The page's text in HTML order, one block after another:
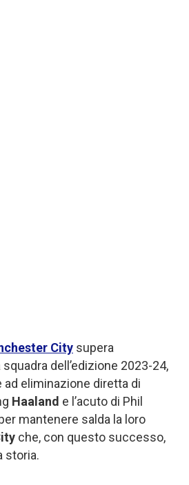
City supera
dell’edizione 2023-24,
ad eliminazione diretta di
Haaland e l’acuto di Phil
mantenere salda la loro
che, con questo successo,
storia.